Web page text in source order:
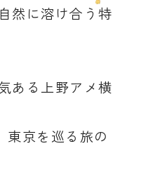
然に溶け合う特
ある上野アメ横
京を巡る旅の